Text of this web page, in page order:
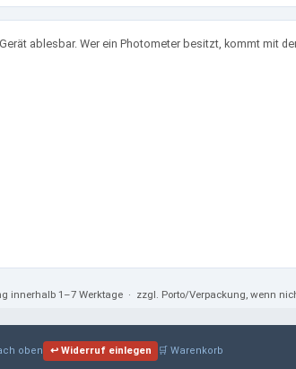
ablesbar. Wer ein Photometer besitzt, kommt mit
innerhalb 1–7 Werktage · zzgl. Porto/Verpackung, wenn
oben ↩ Widerruf einlegen 🛒 Warenkorb